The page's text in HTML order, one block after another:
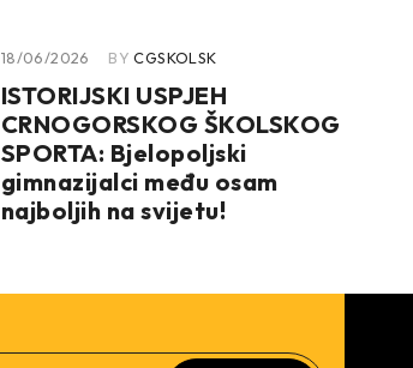
18/06/2026 BY CGSKOLSK
ISTORIJSKI USPJEH
CRNOGORSKOG ŠKOLSKOG
SPORTA: Bjelopoljski
gimnazijalci među osam
najboljih na svijetu!